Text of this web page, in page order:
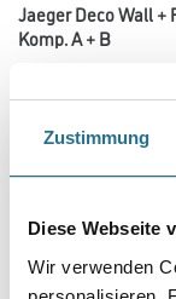
Zustimmung
Diese Webseite
Wir verwenden
Jaeger Deco Wall +
Komp. A + B
Gebinde